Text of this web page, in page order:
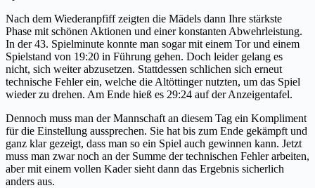
Nach dem Wiederanpfiff zeigten die Mädels dann Ihre stärkste
Phase mit schönen Aktionen und einer konstanten Abwehrleistung.
In der 43. Spielminute konnte man sogar mit einem Tor und einem
Spielstand von 19:20 in Führung gehen. Doch leider gelang es
nicht, sich weiter abzusetzen. Stattdessen schlichen sich erneut
technische Fehler ein, welche die Altöttinger nutzten, um das Spiel
wieder zu drehen. Am Ende hieß es 29:24 auf der Anzeigentafel.
Dennoch muss man der Mannschaft an diesem Tag ein Kompliment
für die Einstellung aussprechen. Sie hat bis zum Ende gekämpft und
ganz klar gezeigt, dass man so ein Spiel auch gewinnen kann. Jetzt
muss man zwar noch an der Summe der technischen Fehler arbeiten,
aber mit einem vollen Kader sieht dann das Ergebnis sicherlich
anders aus.